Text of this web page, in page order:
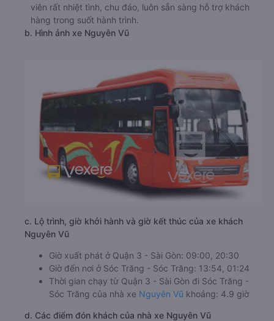
viên rất nhiệt tình, chu đáo, luôn sẵn sàng hỗ trợ khách
hàng trong suốt hành trình.
b. Hình ảnh xe Nguyên Vũ
c. Lộ trình, giờ khởi hành và giờ kết thúc của xe khách
Nguyên Vũ
Giờ xuất phát ở Quận 3 - Sài Gòn: 09:00, 20:30
Giờ đến nơi ở Sóc Trăng - Sóc Trăng: 13:54, 01:24
Thời gian chạy từ Quận 3 - Sài Gòn đi Sóc Trăng -
Sóc Trăng của nhà xe Nguyên Vũ khoảng: 4.9 giờ
d. Các điểm đón khách của nhà xe Nguyên Vũ